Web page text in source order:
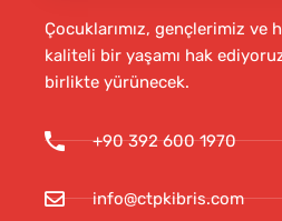
Çocuklarımız, gençlerimiz ve
kaliteli bir yaşamı hak
birlikte yürünecek.
+90 392 600 1970
info@ctpkibris.com